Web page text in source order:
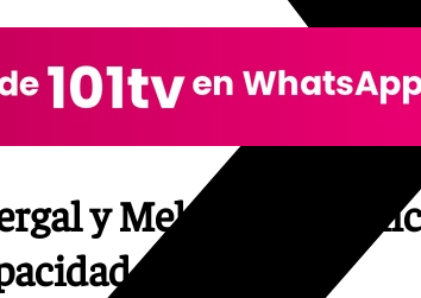
y Melonares se